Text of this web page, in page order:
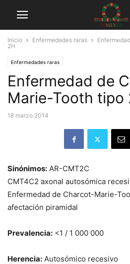
Inicio Enfermedades raras
2H
Enfermedades raras
Enfermedad de
Marie-Tooth tipo
18 marzo 2014
Sinónimos: AR-CMT2C
CMT4C2 axonal autosómica
Enfermedad de Charcot-Marie-
afectación piramidal
Prevalencia: <1 / 1 000 000
Herencia: Autosómico recesivo